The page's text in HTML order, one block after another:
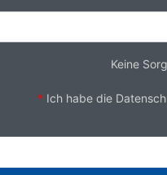
Keine
* Ich habe die